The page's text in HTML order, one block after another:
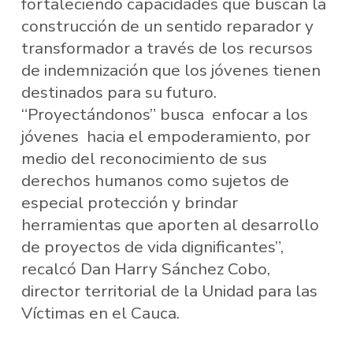
construcción de un sentido reparador y
transformador a través de los recursos
de indemnización que los jóvenes tienen
destinados para su futuro.
“Proyectándonos” busca enfocar a los
jóvenes hacia el empoderamiento, por
medio del reconocimiento de sus
derechos humanos como sujetos de
especial protección y brindar
herramientas que aporten al desarrollo
de proyectos de vida dignificantes”,
recalcó Dan Harry Sánchez Cobo,
director territorial de la Unidad para las
Víctimas en el Cauca.